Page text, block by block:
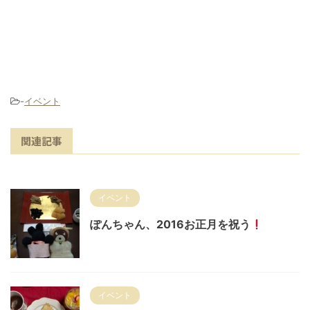
-イベント
関連記事
イベント
ぽんちゃん、2016お正月を祝う
イベント